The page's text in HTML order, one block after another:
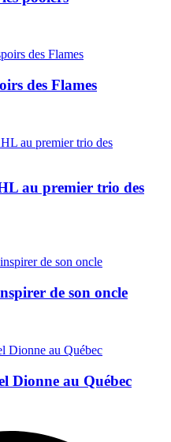
des Flames
au premier trio des
de son oncle
Dionne au Québec